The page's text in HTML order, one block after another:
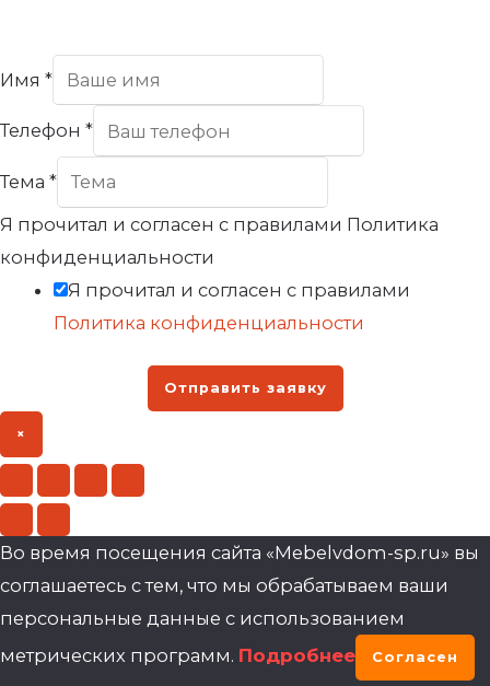
Имя *
Телефон *
Тема *
Я прочитал и согласен с правилами Политика
конфиденциальности
Я прочитал и согласен с правилами
Политика конфиденциальности
Отправить заявку
×
Во время посещения сайта «Mebelvdom-sp.ru» вы
соглашаетесь с тем, что мы обрабатываем ваши
персональные данные с использованием
метрических программ. Подробнее Согласен